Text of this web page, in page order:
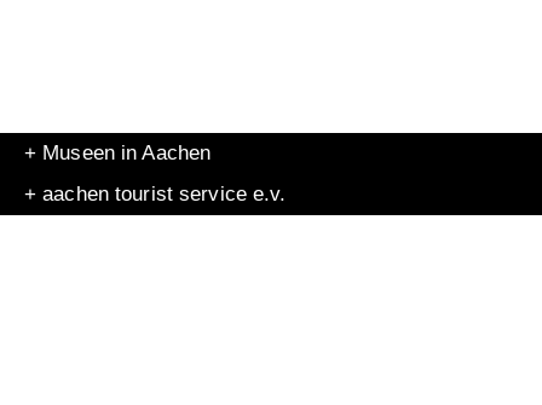
+ Museen in Aachen
+ aachen tourist service e.v.